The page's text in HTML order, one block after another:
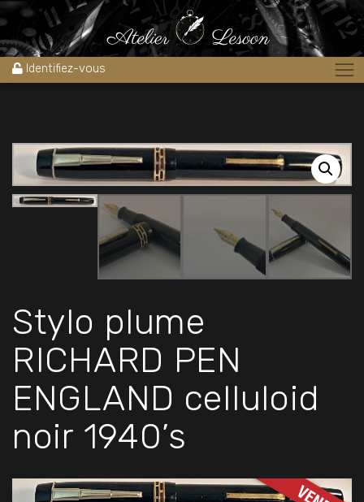
Identifiez-vous
Accueil » Boutique Stylos » Stylos plume
Stylo plume RICHARD
PEN ENGLAND celluloid noir 1940’s
Stylo plume
RICHARD PEN
ENGLAND celluloid
noir 1940’s